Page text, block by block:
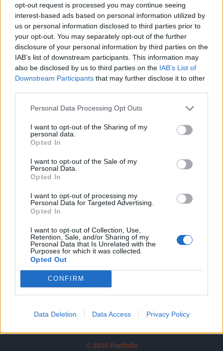
opt-out request is processed you may continue seeing
interest-based ads based on personal information utilized by
us or personal information disclosed to third parties prior to
your opt-out. You may separately opt-out of the further
disclosure of your personal information by third parties on the
IAB’s list of downstream participants. This information may
also be disclosed by us to third parties on the IAB’s List of
Downstream Participants that may further disclose it to other
Personal Data Processing Opt Outs
I want to opt-out of the Sharing of my
personal data.
Opted In
I want to opt-out of the Sale of my
Personal Data.
Opted In
I want to opt-out of processing my
Personal Data for Targeted Advertising.
Opted In
I want to opt-out of Collection, Use,
Retention, Sale, and/or Sharing of my
Personal Data that Is Unrelated with the
Purposes for which it was collected.
Opted Out
CONFIRM
Data Deletion Data Access Privacy Policy
százalékkal kerültek ma feljebb.
2020. június 16. 22:01 Megosztás Masszív ralit teljesített
Amerika A kedvező kiskereskedelmi adatoknak
köszönhetően zsákolták ma az amerikai befektetők a
részvényeket: mindhárom fontosabb index jelentős
pluszban zárt. A Dow Jones 2,04%-os, az S&P...
KEDVES OLVASÓNK!
A keresett cikk a portfolio.hu hírarchívumához
tartozik, melynek olvasása előfizetéses
Az előfizetés a következőket tartalmazza:
Portfolio.hu teljes cikkarchívum
Kötéslisták: BÉT elmúlt 2 év napon belüli
kötéslistái
Előfizetés
MÁR ELŐFIZETŐNK VAGY?BEJELENTKEZÉS
© 2026 Portfolio